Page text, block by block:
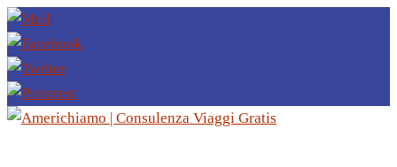
Salta
al
contenuto